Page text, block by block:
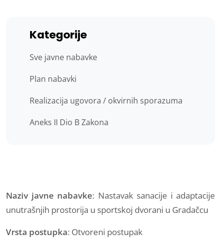
Kategorije
Sve javne nabavke
Plan nabavki
Realizacija ugovora / okvirnih sporazuma
Aneks II Dio B Zakona
Naziv javne nabavke: Nastavak sanacije i adaptacije
unutrašnjih prostorija u sportskoj dvorani u Gradačcu
Vrsta postupka: Otvoreni postupak